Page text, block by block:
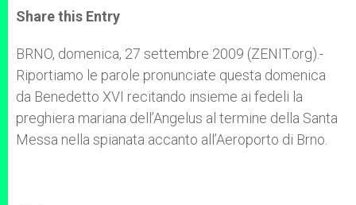
t
s
p
p
s
e
g
e
r
e
b
o
k
r
Share this Entry
BRNO, domenica, 27 settembre 2009 (ZENIT.org).-
Riportiamo le parole pronunciate questa domenica
da Benedetto XVI recitando insieme ai fedeli la
preghiera mariana dell’Angelus al termine della Santa
Messa nella spianata accanto all’Aeroporto di Brno.